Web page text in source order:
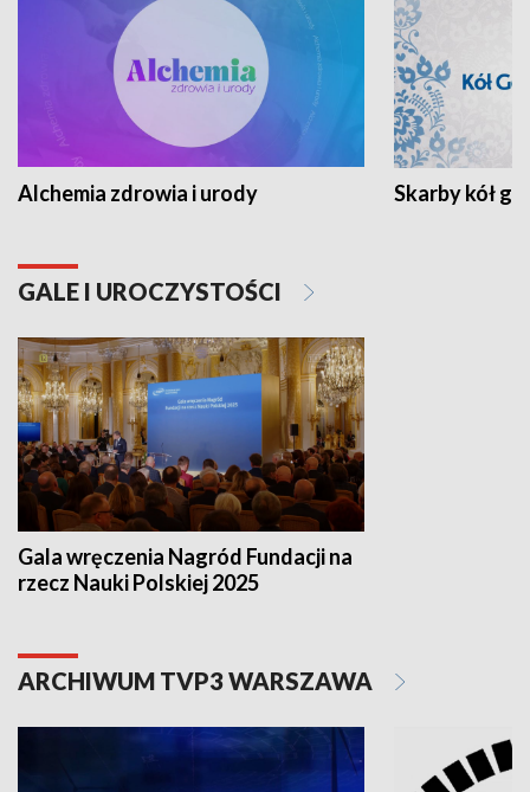
Alchemia zdrowia i urody Skarby kół
GALE I UROCZYSTOŚCI
Gala wręczenia Nagród Fundacji na
rzecz Nauki Polskiej 2025
ARCHIWUM TVP3 WARSZAWA